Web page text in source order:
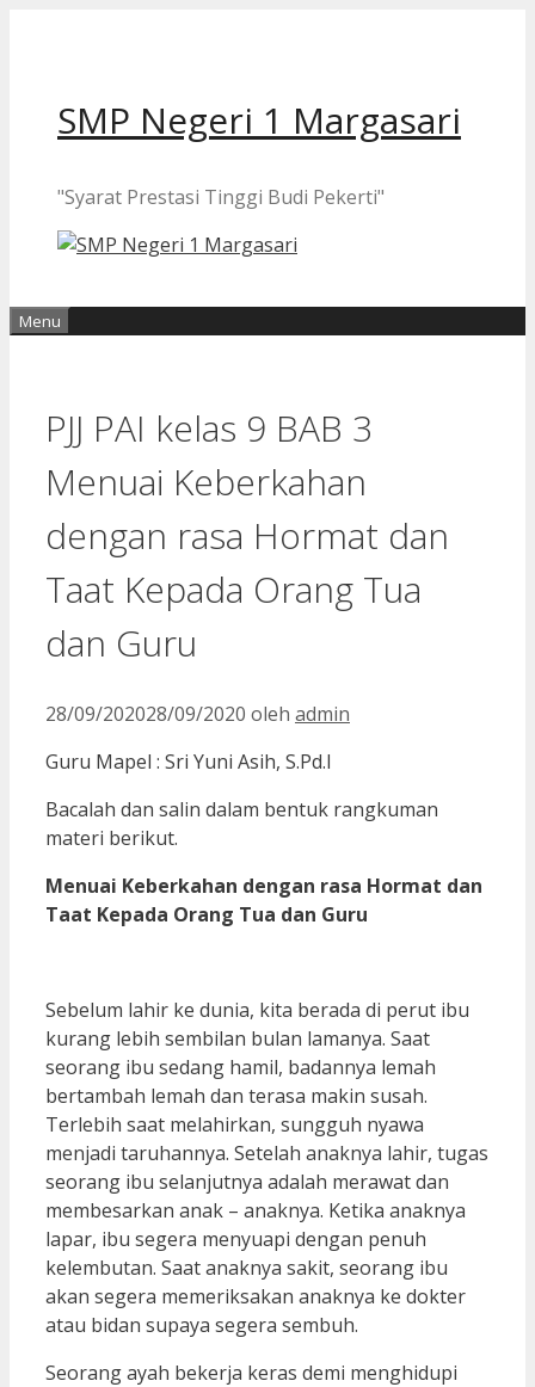
SMP Negeri 1 Margasari
"Syarat Prestasi Tinggi Budi Pekerti"
Menu
PJJ PAI kelas 9 BAB 3
Menuai Keberkahan
dengan rasa Hormat dan
Taat Kepada Orang Tua
dan Guru
28/09/202028/09/2020 oleh admin
Guru Mapel : Sri Yuni Asih, S.Pd.I
Bacalah dan salin dalam bentuk rangkuman
materi berikut.
Menuai Keberkahan dengan rasa Hormat dan
Taat Kepada Orang Tua dan Guru
Sebelum lahir ke dunia, kita berada di perut ibu
kurang lebih sembilan bulan lamanya. Saat
seorang ibu sedang hamil, badannya lemah
bertambah lemah dan terasa makin susah.
Terlebih saat melahirkan, sungguh nyawa
menjadi taruhannya. Setelah anaknya lahir, tugas
seorang ibu selanjutnya adalah merawat dan
membesarkan anak – anaknya. Ketika anaknya
lapar, ibu segera menyuapi dengan penuh
kelembutan. Saat anaknya sakit, seorang ibu
akan segera memeriksakan anaknya ke dokter
atau bidan supaya segera sembuh.
Seorang ayah bekerja keras demi menghidupi